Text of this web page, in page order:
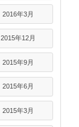
2016年3月
2015年12月
2015年9月
2015年6月
2015年3月